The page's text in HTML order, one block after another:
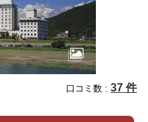
口コミ数 : 37 件